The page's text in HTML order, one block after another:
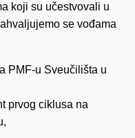
koji su učestvovali u
se vođama
PMF-u Sveučilišta u
prvog ciklusa na